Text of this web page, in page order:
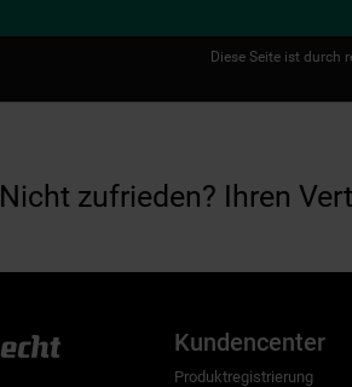
Diese Seite ist durch
Nicht zufrieden? Ihren
Kundencenter
Produktregistrierung